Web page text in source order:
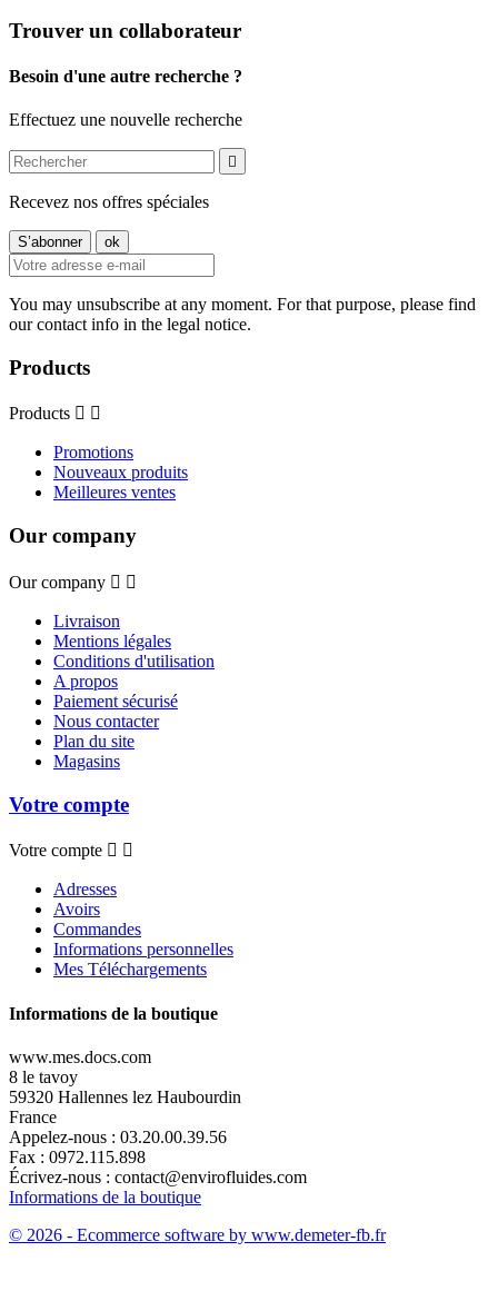
Trouver un collaborateur
Besoin d'une autre recherche ?
Effectuez une nouvelle recherche

Recevez nos offres spéciales
You may unsubscribe at any moment. For that purpose, please find
our contact info in the legal notice.
Products
Products  
Promotions
Nouveaux produits
Meilleures ventes
Our company
Our company  
Livraison
Mentions légales
Conditions d'utilisation
A propos
Paiement sécurisé
Nous contacter
Plan du site
Magasins
Votre compte
Votre compte  
Adresses
Avoirs
Commandes
Informations personnelles
Mes Téléchargements
Informations de la boutique
www.mes.docs.com
8 le tavoy
59320 Hallennes lez Haubourdin
France
Appelez-nous : 03.20.00.39.56
Fax : 0972.115.898
Écrivez-nous : contact@envirofluides.com
Informations de la boutique
© 2026 - Ecommerce software by www.demeter-fb.fr